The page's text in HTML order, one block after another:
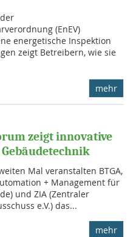
(EnEV)
energetische Inspektion
zeigt Betreibern, wie sie
mehr
zeigt innovative
Mal veranstalten BTGA,
+ Management für
und ZIA (Zentraler
e.V.) das...
mehr